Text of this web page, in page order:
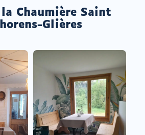
Chaumière Saint
Glières